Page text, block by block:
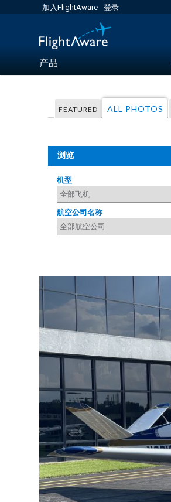
加入FlightAware 登录
产品
FEATURED ALL PHOTOS
浏览
机型
航空公司名称